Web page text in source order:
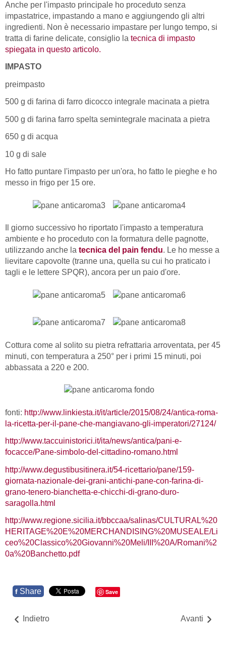
Anche per l'impasto principale ho proceduto senza
impastatrice, impastando a mano e aggiungendo gli altri
ingredienti. Non è necessario impastare per lungo tempo, si
tratta di farine delicate, consiglio la tecnica di impasto
spiegata in questo articolo.
IMPASTO
preimpasto
500 g di farina di farro dicocco integrale macinata a pietra
500 g di farina farro spelta semintegrale macinata a pietra
650 g di acqua
10 g di sale
Ho fatto puntare l'impasto per un'ora, ho fatto le pieghe e ho
messo in frigo per 15 ore.
Il giorno successivo ho riportato l'impasto a temperatura
ambiente e ho proceduto con la formatura delle pagnotte,
utilizzando anche la tecnica del pain fendu. Le ho messe a
lievitare capovolte (tranne una, quella su cui ho praticato i
tagli e le lettere SPQR), ancora per un paio d'ore.
Cottura come al solito su pietra refrattaria arroventata, per 45
minuti, con temperatura a 250° per i primi 15 minuti, poi
abbassata a 220 e 200.
fonti: http://www.linkiesta.it/it/article/2015/08/24/antica-roma-
la-ricetta-per-il-pane-che-mangiavano-gli-imperatori/27124/
http://www.taccuinistorici.it/ita/news/antica/pani-e-
focacce/Pane-simbolo-del-cittadino-romano.html
http://www.degustibusitinera.it/54-ricettario/pane/159-
giornata-nazionale-dei-grani-antichi-pane-con-farina-di-
grano-tenero-bianchetta-e-chicchi-di-grano-duro-
saragolla.html
http://www.regione.sicilia.it/bbccaa/salinas/CULTURAL%20
HERITAGE%20E%20MERCHANDISING%20MUSEALE/Li
ceo%20Classico%20Giovanni%20Meli/III%20A/Romani%2
0a%20Banchetto.pdf
f Share Save
Indietro Avanti